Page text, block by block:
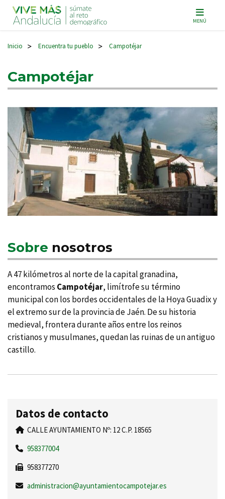
Navegación principal MENÚ
Inicio > Encuentra tu pueblo > Campotéjar
Campotéjar
Sobre nosotros
A 47 kilómetros al norte de la capital granadina,
encontramos Campotéjar, limí­trofe su término
municipal con los bordes occidentales de la Hoya Guadix y
el extremo sur de la provincia de Jaén. De su historia
medieval, frontera durante años entre los reinos
cristianos y musulmanes, quedan las ruinas de un antiguo
castillo.
Datos de contacto
CALLE AYUNTAMIENTO Nº: 12 C.P. 18565
958377004
958377270
administracion@ayuntamientocampotejar.es